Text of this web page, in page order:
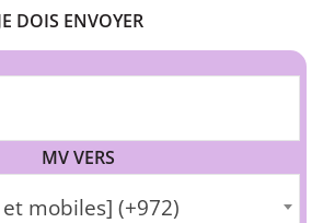
DOIS ENVOYER
MV VERS
mobiles] (+972)